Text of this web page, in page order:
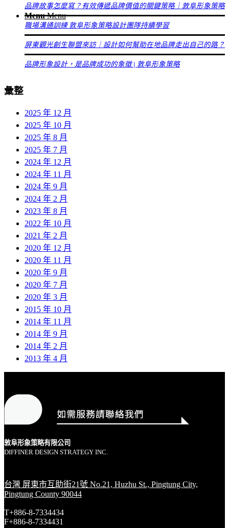
Menu Menu
品牌故事怎麼寫？有效傳遞品牌價值的關鍵策略｜敦阜形象策略
職場溝通訓練 敦阜形象策略設計團隊持續學習
屏東觀光創生聯盟來訪｜設計如何幫助在地品牌走出自己的路？
品牌形象設計，是品牌成功的象徵 | 敦阜形象策略
彙整
2025 年 12 月
2025 年 10 月
2025 年 8 月
2025 年 7 月
2024 年 12 月
2024 年 11 月
2024 年 9 月
2024 年 2 月
2023 年 8 月
2022 年 10 月
2021 年 2 月
2020 年 12 月
2020 年 11 月
2020 年 9 月
2020 年 7 月
2020 年 3 月
2015 年 10 月
2014 年 11 月
2014 年 9 月
2014 年 2 月
2013 年 4 月
敦阜形象策略有限公司
DIFFINER DESIGN STRATEGY INC.
台灣 屏東市互助街21號 No.21, Huzhu St., Pingtung City,
Pingtung County 90044
T+886-8-7334434
F+886-8-7334431